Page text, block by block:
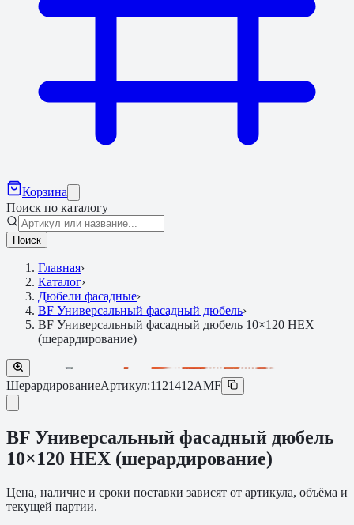
Корзина
Поиск по каталогу
Поиск
Главная›
Каталог›
Дюбели фасадные›
BF Универсальный фасадный дюбель›
BF Универсальный фасадный дюбель 10×120 HEX
(шерардирование)
ШерардированиеАртикул:1121412AMF
BF Универсальный фасадный дюбель
10×120 HEX (шерардирование)
Цена, наличие и сроки поставки зависят от артикула, объёма и
текущей партии.